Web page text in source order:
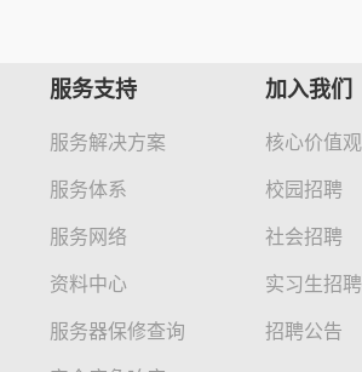
服务支持
服务解决方案
服务体系
服务网络
资料中心
服务器保修查询
加入我们
核心价值观
校园招聘
社会招聘
实习生招聘
招聘公告